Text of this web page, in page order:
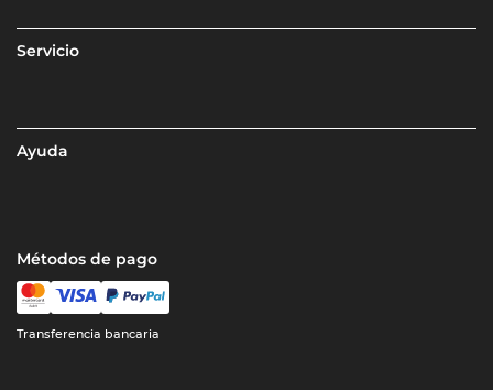
Servicio
Ayuda
Métodos de pago
Transferencia bancaria